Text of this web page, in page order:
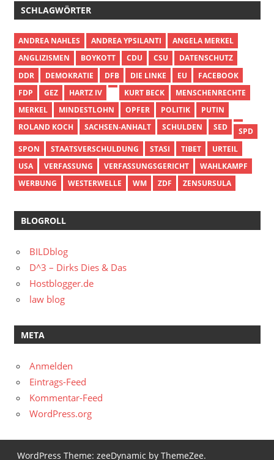
SCHLAGWÖRTER
ANDREA NAHLES ANDREA YPSILANTI
ANGELA MERKEL
ANGLIZISMEN
BOYKOTT CDU CSU
DATENSCHUTZ
DDR
DEMOKRATIE DFB DIE LINKE EU
FACEBOOK
FDP
GEZ HARTZ IV KURT BECK
MENSCHENRECHTE
MERKEL
MINDESTLOHN OPFER POLITIK
PUTIN
ROLAND KOCH
SACHSEN-ANHALT SCHULDEN SED
SPD
SPON
STAATSVERSCHULDUNG STASI TIBET
URTEIL
USA
VERFASSUNG VERFASSUNGSGERICHT
WAHLKAMPF
WERBUNG
WESTERWELLE WM ZDF ZENSURSULA
BLOGROLL
BILDblog
D^3 – Dirks Dies & Das
Hostblogger.de
law blog
META
Anmelden
Eintrags-Feed
Kommentar-Feed
WordPress.org
WordPress Theme: zeeDynamic by ThemeZee.